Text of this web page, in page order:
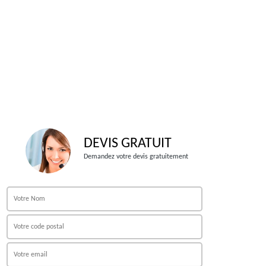
DEVIS GRATUIT
Demandez votre devis gratuitement